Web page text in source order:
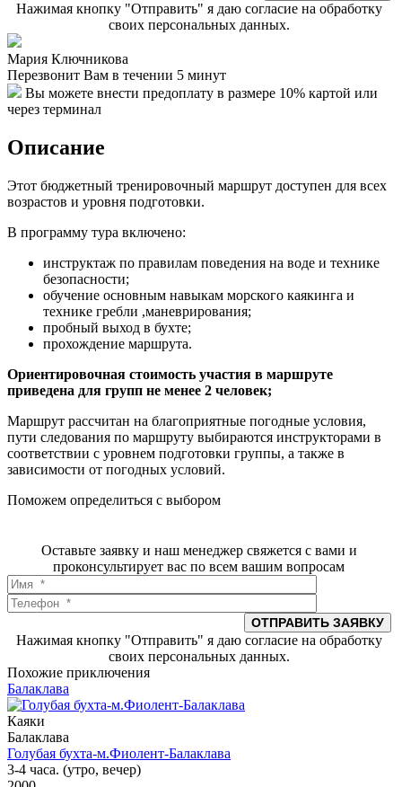
Нажимая кнопку "Отправить" я даю согласие на обработку
своих персональных данных.
Мария Ключникова
Перезвонит Вам в течении 5 минут
Вы можете внести предоплату в размере 10% картой или
через терминал
Описание
Этот бюджетный тренировочный маршрут доступен для всех
возрастов и уровня подготовки.
В программу тура включено:
инструктаж по правилам поведения на воде и технике
безопасности;
обучение основным навыкам морского каякинга и
технике гребли ,маневрирования;
пробный выход в бухте;
прохождение маршрута.
Ориентировочная стоимость участия в маршруте
приведена для групп не менее 2 человек;
Маршрут рассчитан на благоприятные погодные условия,
пути следования по маршруту выбираются инструкторами в
соответствии с уровнем подготовки группы, а также в
зависимости от погодных условий.
Поможем определиться с выбором
Оставьте заявку и наш менеджер свяжется с вами и
проконсультирует вас по всем вашим вопросам
Нажимая кнопку "Отправить" я даю согласие на обработку
своих персональных данных.
Похожие приключения
Балаклава
Каяки
Балаклава
Голубая бухта-м.Фиолент-Балаклава
3-4 часа. (утро, вечер)